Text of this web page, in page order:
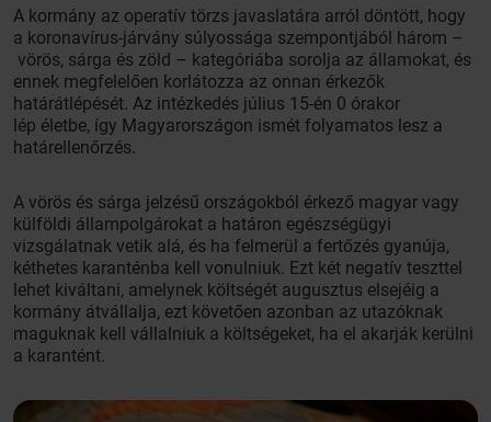
A kormány az operatív törzs javaslatára arról döntött, hogy
a koronavírus-járvány súlyossága szempontjából három –
vörös, sárga és zöld – kategóriába sorolja az államokat, és
ennek megfelelően korlátozza az onnan érkezők
határátlépését. Az intézkedés július 15-én 0 órakor
lép életbe, így Magyarországon ismét folyamatos lesz a
határellenőrzés.
A vörös és sárga jelzésű országokból érkező magyar vagy
külföldi állampolgárokat a határon egészségügyi
vizsgálatnak vetik alá, és ha felmerül a fertőzés gyanúja,
kéthetes karanténba kell vonulniuk. Ezt két negatív teszttel
lehet kiváltani, amelynek költségét augusztus elsejéig a
kormány átvállalja, ezt követően azonban az utazóknak
maguknak kell vállalniuk a költségeket, ha el akarják kerülni
a karantént.